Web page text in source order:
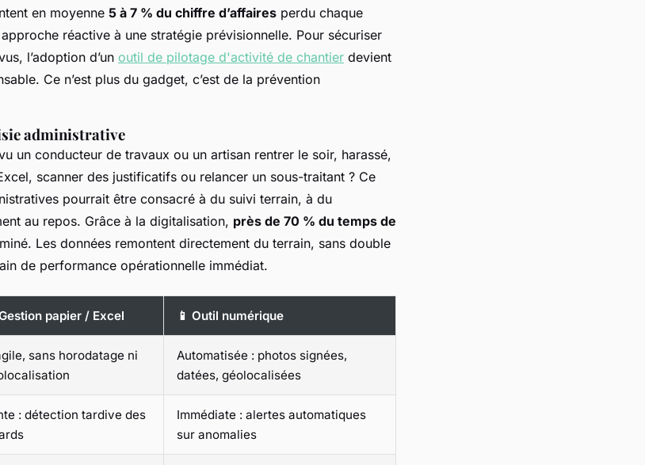
en moyenne 5 à 7 % du chiffre d’affaires perdu chaque
approche réactive à une stratégie prévisionnelle. Pour sécuriser
l’adoption d’un outil de pilotage d'activité de chantier devient
Ce n’est plus du gadget, c’est de la prévention
administrative
un conducteur de travaux ou un artisan rentrer le soir, harassé,
scanner des justificatifs ou relancer un sous-traitant ? Ce
pourrait être consacré à du suivi terrain, à du
au repos. Grâce à la digitalisation, près de 70 % du temps de
Les données remontent directement du terrain, sans double
de performance opérationnelle immédiat.
papier / Excel 📱 Outil numérique
sans horodatage ni
Automatisée : photos signées,
datées, géolocalisées
: détection tardive des
Immédiate : alertes automatiques
sur anomalies